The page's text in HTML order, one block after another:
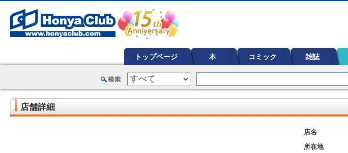
トップページ 本 コミック 雑誌
店舗詳細
店名
所在地